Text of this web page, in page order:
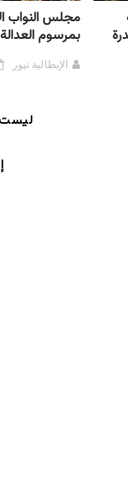
مجلس النواب
بمرسوم
الإيطالية نيوز